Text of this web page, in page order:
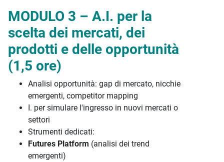
MODULO 3 – A.I. per la
scelta dei mercati, dei
prodotti e delle opportunità
(1,5 ore)
Analisi opportunità: gap di mercato, nicchie
emergenti, competitor mapping
I. per simulare l'ingresso in nuovi mercati o
settori
Strumenti dedicati:
Futures Platform (analisi dei trend
emergenti)